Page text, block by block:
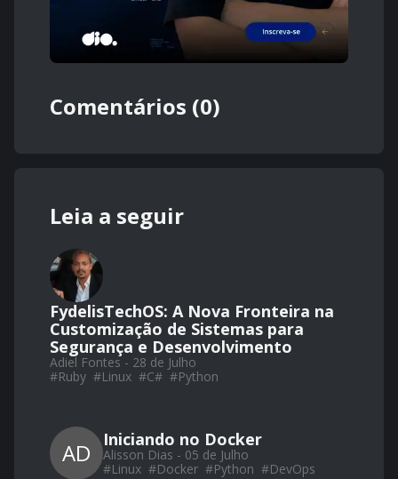
Comentários (0)
Leia a seguir
FydelisTechOS: A Nova Fronteira na
Customização de Sistemas para
Segurança e Desenvolvimento
Adiel Fontes - 28 de Julho
#Ruby #Linux #C# #Python
AD Iniciando no Docker
Alisson Dias - 05 de Julho
#Linux #Docker #Python #DevOps